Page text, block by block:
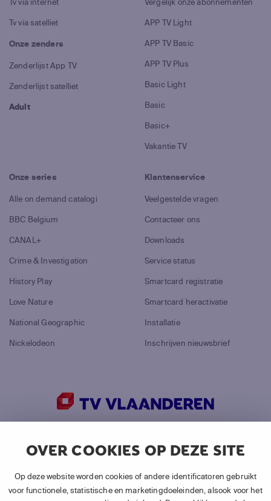
OVER COOKIES OP DEZE SITE
Op deze website worden cookies of andere identificatoren gebruikt
voor functionele, statistische en marketingdoeleinden, alsook voor het
Tv via satelliet
Onze zenders
Zenderlijst App TV
Zenderlijst satelliet
Adult
APP TV Light
APP TV Basic
APP TV Plus
Basic Light
Basic
Basic+
Vakantie TV
Onze series
Alle on demand catalogi
BBC Belgium
CANAL+
Crime & Investigation
History Play
Love Nature
National Geographic
Nickelodeon
Klantenservice
Veelgestelde vragen
Contacteer ons
Downloads
Service status
Smartcard registratie
Smartcard heractivatie
Installatie
Inschrijven nieuwsbrief
Alle rechten voorbehouden.